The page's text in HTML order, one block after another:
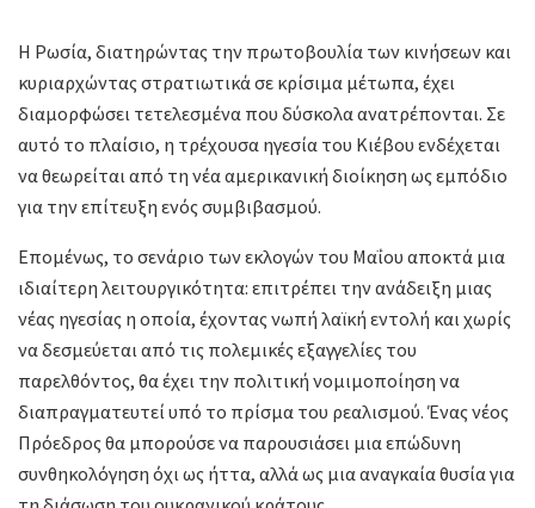
Η Ρωσία, διατηρώντας την πρωτοβουλία των κινήσεων και
κυριαρχώντας στρατιωτικά σε κρίσιμα μέτωπα, έχει
διαμορφώσει τετελεσμένα που δύσκολα ανατρέπονται. Σε
αυτό το πλαίσιο, η τρέχουσα ηγεσία του Κιέβου ενδέχεται
να θεωρείται από τη νέα αμερικανική διοίκηση ως εμπόδιο
για την επίτευξη ενός συμβιβασμού.
Επομένως, το σενάριο των εκλογών του Μαΐου αποκτά μια
ιδιαίτερη λειτουργικότητα: επιτρέπει την ανάδειξη μιας
νέας ηγεσίας η οποία, έχοντας νωπή λαϊκή εντολή και χωρίς
να δεσμεύεται από τις πολεμικές εξαγγελίες του
παρελθόντος, θα έχει την πολιτική νομιμοποίηση να
διαπραγματευτεί υπό το πρίσμα του ρεαλισμού. Ένας νέος
Πρόεδρος θα μπορούσε να παρουσιάσει μια επώδυνη
συνθηκολόγηση όχι ως ήττα, αλλά ως μια αναγκαία θυσία για